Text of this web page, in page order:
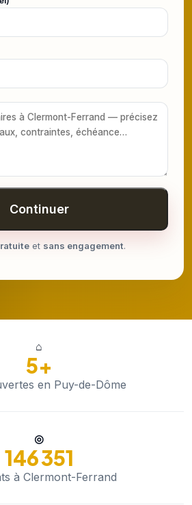
Continuer
et sans engagement.
⌂
5+
en Puy-de-Dôme
◎
146 351
à Clermont-Ferrand